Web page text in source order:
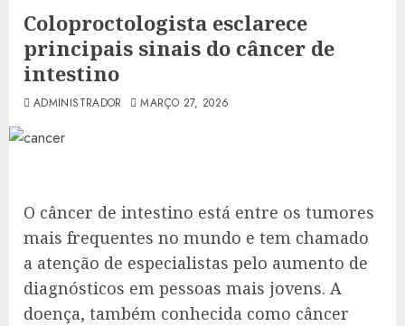
Coloproctologista esclarece
principais sinais do câncer de
intestino
ADMINISTRADOR MARÇO 27, 2026
O câncer de intestino está entre os tumores
mais frequentes no mundo e tem chamado
a atenção de especialistas pelo aumento de
diagnósticos em pessoas mais jovens. A
doença, também conhecida como câncer